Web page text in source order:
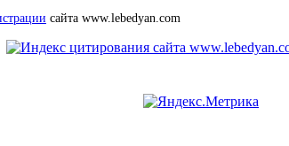
сайта www.lebedyan.com